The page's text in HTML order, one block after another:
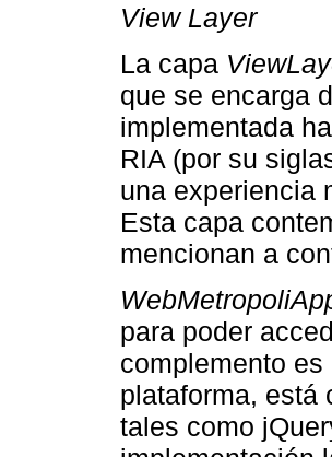
View Layer
La capa
que se encarga
implementada
RIA (por su
una experiencia
Esta capa
mencionan a
para poder
complemento
plataforma, está
tales como